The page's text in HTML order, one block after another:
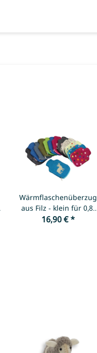
Wärmflaschenüberzug
aus Filz - klein für 0,8l
Flasche
16,90 €*